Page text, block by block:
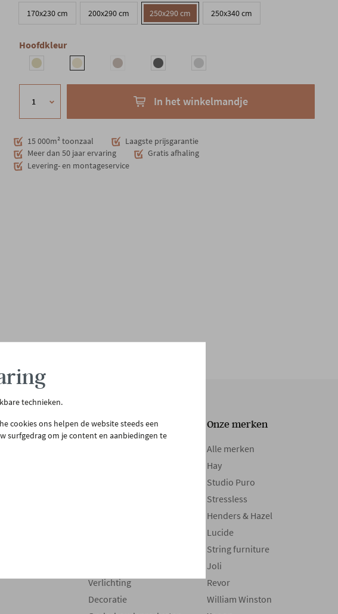
170x230 cm 200x290 cm 250x290 cm 250x340 cm
Hoofdkleur
In het winkelmandje
15 000m² toonzaal
Laagste prijsgarantie
Meer dan 50 jaar ervaring
Gratis afhaling
Levering- en montageservice
Onze collectie
Verlichting
Decoratie
Onze merken
Alle merken
Hay
Studio Puro
Stressless
Henders & Hazel
Lucide
String furniture
Joli
Revor
William Winston
technieken.
cookies ons helpen de website steeds een
surfgedrag om je content en aanbiedingen te